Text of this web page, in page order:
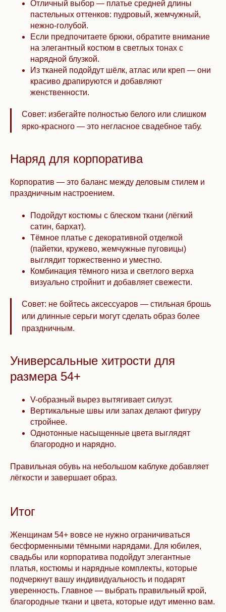
Отличный выбор — платье средней длины
пастельных оттенков: пудровый, жемчужный,
нежно-голубой.
Если предпочитаете брюки, обратите внимание
на элегантный костюм в светлых тонах с
нарядной блузкой.
Из тканей подойдут шёлк, атлас или креп — они
красиво драпируются и добавляют
женственности.
Совет: избегайте полностью белого или слишком
ярко-красного — это негласное свадебное табу.
Наряд для корпоратива
Корпоратив — это баланс между деловым стилем и
праздничным настроением.
Подойдут костюмы с блеском ткани (лёгкий
сатин, бархат).
Тёмное платье с декоративной отделкой
(пайетки, кружево, жемчужные пуговицы)
выглядит торжественно и уместно.
Комбинация тёмного низа и светлого верха
визуально стройнит и добавляет свежести.
Совет: не бойтесь аксессуаров — стильная брошь
или длинные серьги могут сделать образ более
праздничным.
Универсальные хитрости для
размера 54+
V-образный вырез вытягивает силуэт.
Вертикальные швы или запах делают фигуру
стройнее.
Однотонные насыщенные цвета выглядят
благородно и нарядно.
Правильная обувь на небольшом каблуке добавляет
лёгкости и завершает образ.
Итог
Женщинам 54+ вовсе не нужно ограничиваться
бесформенными тёмными нарядами. Для юбилея,
свадьбы или корпоратива подойдут элегантные
платья, костюмы и нарядные комплекты, которые
подчеркнут вашу индивидуальность и подарят
уверенность. Главное — выбрать правильный крой,
благородные ткани и цвета, которые идут именно вам.